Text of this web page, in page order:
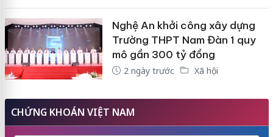
Nghệ An khởi công xây dựng
Trường THPT Nam Đàn 1 quy
mô gần 300 tỷ đồng
2 ngày trước Xã hội
CHỨNG KHOÁN VIỆT NAM